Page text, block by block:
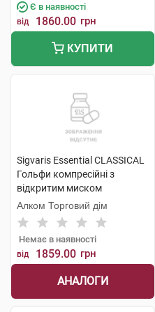
Є в наявності
від 1860.00 грн
КУПИТИ
Sigvaris Essential CLASSICAL
Гольфи компресійні з
відкритим миском
компресія 2 large long 1 пара
Алком Торговий дім
Немає в наявності
від 1859.00 грн
АНАЛОГИ